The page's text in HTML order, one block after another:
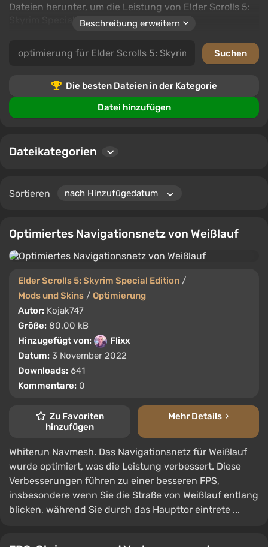
Dateien herunter, um die Leistung von Elder Scrolls 5:
Skyrim Special Edition zu verbessern.
In dieser Kategorie finden Sie eine Auswahl an
Optimierungsdateien, die das Gameplay verbessern
jede Datei bewerten und kommentieren, um der
Community zu helfen, die besten verfügbaren
Optionen zu identifizieren.
Beschreibung erweitern
Die besten Dateien in der Kategorie
Datei hinzufügen
Dateikategorien
Sortieren
Optimiertes Navigationsnetz von Weißlauf
Elder Scrolls 5: Skyrim Special Edition /
Mods und Skins / Optimierung
Autor: Kojak747
Größe: 80.00 kB
Hinzugefügt von:
Flixx
Datum: 3 November 2022
Downloads: 641
Kommentare: 0
Zu Favoriten
hinzufügen
Mehr Details
Whiterun Navmesh. Das Navigationsnetz für Weißlauf
wurde optimiert, was die Leistung verbessert. Diese
Verbesserungen führen zu einer besseren FPS,
insbesondere wenn Sie die Straße von Weißlauf entlang
blicken, während Sie durch das Haupttor eintrete ...